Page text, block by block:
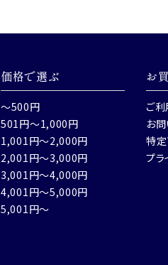
価格で選ぶ
～500円
501円～1,000円
1,001円～2,000円
2,001円～3,000円
3,001円～4,000円
4,001円～5,000円
5,001円～
お
ご利
お
特
プラ